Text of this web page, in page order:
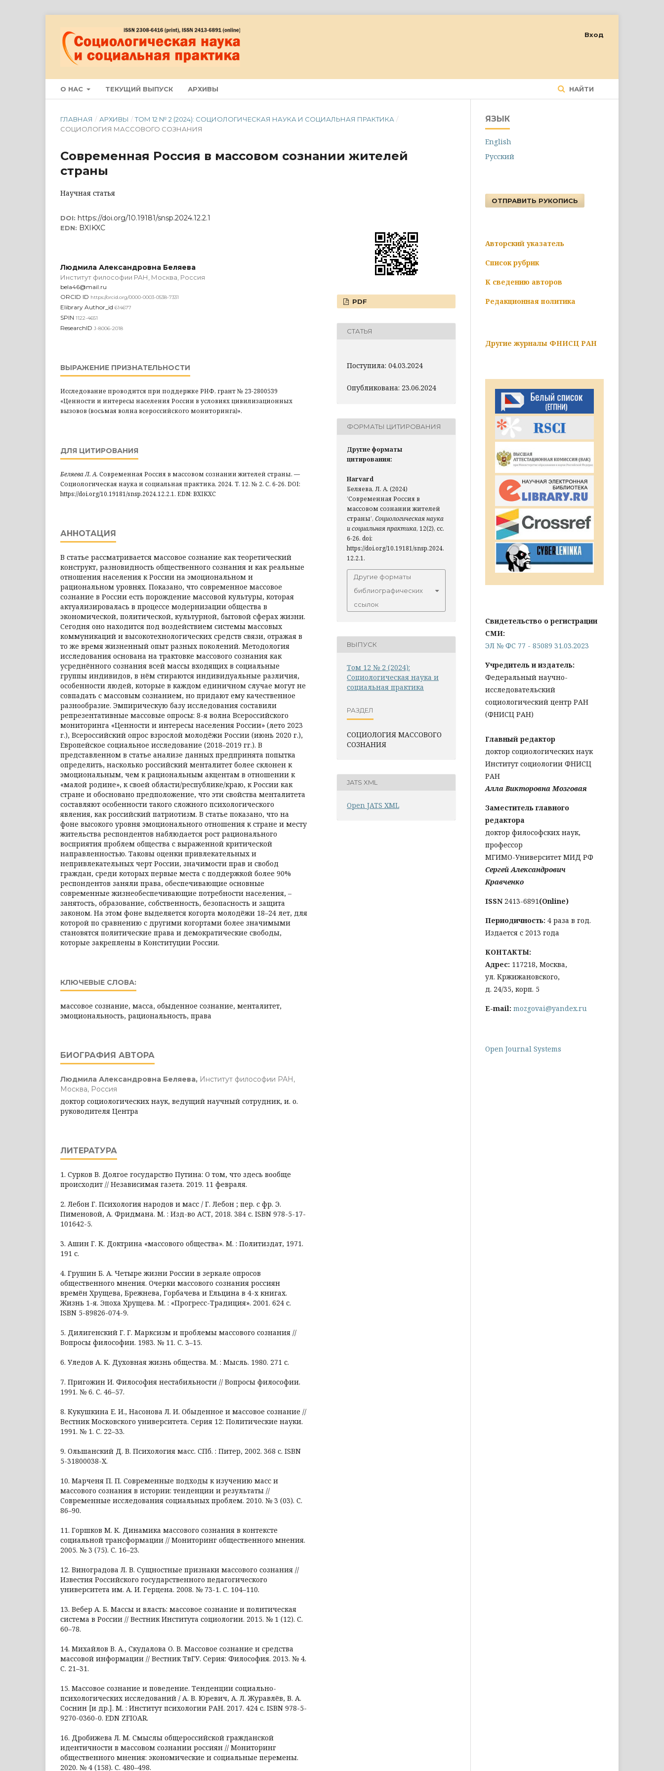
О НАС ТЕКУЩИЙ ВЫПУСК АРХИВЫ НАЙТИ
Вход
ГЛАВНАЯ / АРХИВЫ / ТОМ 12 № 2 (2024): СОЦИОЛОГИЧЕСКАЯ НАУКА И СОЦИАЛЬНАЯ ПРАКТИКА /
СОЦИОЛОГИЯ МАССОВОГО СОЗНАНИЯ
Современная Россия в массовом сознании жителей
страны
Научная статья
DOI: https://doi.org/10.19181/snsp.2024.12.2.1
EDN: BXIKXC
Людмила Александровна Беляева
Институт философии РАН, Москва, Россия
bela46@mail.ru
ORCID ID https://orcid.org/0000-0003-0538-7331
Elibrary Author_id 614677
SPIN 1122-4651
ResearchID J-8006-2018
ВЫРАЖЕНИЕ ПРИЗНАТЕЛЬНОСТИ
Исследование проводится при поддержке РНФ, грант № 23-2800539
«Ценности и интересы населения России в условиях цивилизационных
вызовов (восьмая волна всероссийского мониторинга)».
ДЛЯ ЦИТИРОВАНИЯ
Беляева Л. А. Современная Россия в массовом сознании жителей страны. —
Социологическая наука и социальная практика, 2024. Т. 12. № 2. С. 6-26. DOI:
https://doi.org/10.19181/snsp.2024.12.2.1. EDN: BXIKXC
АННОТАЦИЯ
В статье рассматривается массовое сознание как теоретический
конструкт, разновидность общественного сознания и как реальные
отношения населения к России на эмоциональном и
рациональном уровнях. Показано, что современное массовое
сознание в России есть порождение массовой культуры, которая
актуализировалась в процессе модернизации общества в
экономической, политической, культурной, бытовой сферах жизни.
Сегодня оно находится под воздействием системы массовых
коммуникаций и высокотехнологических средств связи, отражая в
то же время жизненный опыт разных поколений. Методология
исследования основана на трактовке массового сознания как
усреднённого сознания всей массы входящих в социальные
группы индивидов, в нём стираются индивидуальные различия,
особенности людей, которые в каждом единичном случае могут не
совпадать с массовым сознанием, но придают ему качественное
разнообразие. Эмпирическую базу исследования составили
репрезентативные массовые опросы: 8-я волна Всероссийского
мониторинга «Ценности и интересы населения России» (лето 2023
г.), Всероссийский опрос взрослой молодёжи России (июнь 2020 г.),
Европейское социальное исследование (2018–2019 гг.). В
представленном в статье анализе данных предпринята попытка
определить, насколько российский менталитет более склонен к
эмоциональным, чем к рациональным акцентам в отношении к
«малой родине», к своей области/республике/краю, к России как
стране и обосновано предположение, что эти свойства менталитета
составляют особенности такого сложного психологического
явления, как российский патриотизм. В статье показано, что на
фоне высокого уровня эмоционального отношения к стране и месту
жительства респондентов наблюдается рост рационального
восприятия проблем общества с выраженной критической
направленностью. Таковы оценки привлекательных и
непривлекательных черт России, значимости прав и свобод
граждан, среди которых первые места с поддержкой более 90%
респондентов заняли права, обеспечивающие основные
современные жизнеобеспечивающие потребности населения, –
занятость, образование, собственность, безопасность и защита
законом. На этом фоне выделяется когорта молодёжи 18–24 лет, для
которой по сравнению с другими когортами более значимыми
становятся политические права и демократические свободы,
которые закреплены в Конституции России.
КЛЮЧЕВЫЕ СЛОВА:
массовое сознание, масса, обыденное сознание, менталитет,
эмоциональность, рациональность, права
БИОГРАФИЯ АВТОРА
Людмила Александровна Беляева, Институт философии РАН,
Москва, Россия
доктор социологических наук, ведущий научный сотрудник, и. о.
руководителя Центра
ЛИТЕРАТУРА
1. Сурков В. Долгое государство Путина: О том, что здесь вообще
происходит // Независимая газета. 2019. 11 февраля.
2. Лебон Г. Психология народов и масс / Г. Лебон ; пер. с фр. Э.
Пименовой, А. Фридмана. М. : Изд-во АСТ, 2018. 384 с. ISBN 978-5-17-
101642-5.
3. Ашин Г. К. Доктрина «массового общества». М. : Политиздат, 1971.
191 с.
4. Грушин Б. А. Четыре жизни России в зеркале опросов
общественного мнения. Очерки массового сознания россиян
времён Хрущева, Брежнева, Горбачева и Ельцина в 4-х книгах.
Жизнь 1-я. Эпоха Хрущева. М. : «Прогресс-Традиция». 2001. 624 с.
ISBN 5-89826-074-9.
5. Дилигенский Г. Г. Марксизм и проблемы массового сознания //
Вопросы философии. 1983. № 11. С. 3–15.
6. Уледов А. К. Духовная жизнь общества. М. : Мысль. 1980. 271 с.
7. Пригожин И. Философия нестабильности // Вопросы философии.
1991. № 6. С. 46–57.
8. Кукушкина Е. И., Насонова Л. И. Обыденное и массовое сознание //
Вестник Московского университета. Серия 12: Политические науки.
1991. № 1. С. 22–33.
9. Ольшанский Д. В. Психология масс. СПб. : Питер, 2002. 368 с. ISBN
5-31800038-X.
10. Марченя П. П. Современные подходы к изучению масс и
массового сознания в истории: тенденции и результаты //
Современные исследования социальных проблем. 2010. № 3 (03). С.
86–90.
11. Горшков М. К. Динамика массового сознания в контексте
социальной трансформации // Мониторинг общественного мнения.
2005. № 3 (75). С. 16–23.
12. Виноградова Л. В. Сущностные признаки массового сознания //
Известия Российского государственного педагогического
университета им. А. И. Герцена. 2008. № 73-1. С. 104–110.
13. Вебер А. Б. Массы и власть: массовое сознание и политическая
система в России // Вестник Института социологии. 2015. № 1 (12). С.
60–78.
14. Михайлов В. А., Скудалова О. В. Массовое сознание и средства
массовой информации // Вестник ТвГУ. Серия: Философия. 2013. № 4.
С. 21–31.
15. Массовое сознание и поведение. Тенденции социально-
психологических исследований / А. В. Юревич, А. Л. Журавлёв, В. А.
Соснин [и др.]. М. : Институт психологии РАН. 2017. 424 с. ISBN 978-5-
9270-0360-0. EDN ZFIOAR.
16. Дробижева Л. М. Смыслы общероссийской гражданской
идентичности в массовом сознании россиян // Мониторинг
общественного мнения: экономические и социальные перемены.
2020. № 4 (158). С. 480–498.
PDF
СТАТЬЯ
Поступила: 04.03.2024
Опубликована: 23.06.2024
ФОРМАТЫ ЦИТИРОВАНИЯ
Другие форматы
цитирования:
Harvard
Беляева, Л. А. (2024)
’Современная Россия в
массовом сознании жителей
страны’, Социологическая наука
и социальная практика, 12(2), сс.
6-26. doi:
https://doi.org/10.19181/snsp.2024.
12.2.1.
Другие форматы
библиографических
ссылок
ВЫПУСК
Том 12 № 2 (2024):
Социологическая наука и
социальная практика
РАЗДЕЛ
СОЦИОЛОГИЯ МАССОВОГО
СОЗНАНИЯ
JATS XML
Open JATS XML
ЯЗЫК
English
Русский
ОТПРАВИТЬ РУКОПИСЬ
Авторский указатель
Список рубрик
К сведению авторов
Редакционная политика
Другие журналы ФНИСЦ РАН
Свидетельство о регистрации
СМИ:
ЭЛ № ФС 77 - 85089 31.03.2023
Учредитель и издатель:
Федеральный научно-
исследовательский
социологический центр РАН
(ФНИСЦ РАН)
Главный редактор
доктор социологических наук
Институт социологии ФНИСЦ
РАН
Алла Викторовна Мозговая
Заместитель главного
редактора
доктор философских наук,
профессор
МГИМО-Университет МИД РФ
Сергей Александрович
Кравченко
ISSN 2413-6891(Online)
Периодичность: 4 раза в год.
Издается с 2013 года
КОНТАКТЫ:
Адрес: 117218, Москва,
ул. Кржижановского,
д. 24/35, корп. 5
E-mail: mozgovai@yandex.ru
Open Journal Systems